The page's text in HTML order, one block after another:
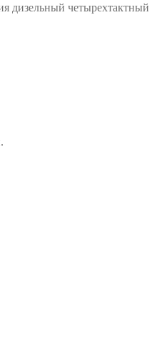
дизельный четырехтактный